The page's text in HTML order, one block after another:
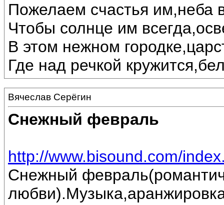
Пожелаем счастья им,неба
Чтобы солнце им
В этом нежном
Где над речкой
Вячеслав Серёгин
Снежный февраль
http://www.bisound.com/
Снежный